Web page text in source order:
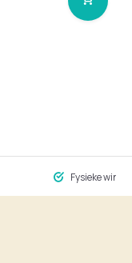
Fysieke